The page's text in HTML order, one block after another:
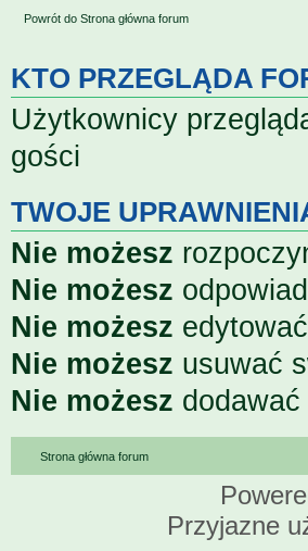
Powrót do Strona główna forum
KTO PRZEGLĄDA
Użytkownicy
gości
TWOJE
Nie możesz
Nie możesz
Nie możesz
Nie możesz usuwać
Nie możesz dodawać
Strona główna forum
Przyjazne